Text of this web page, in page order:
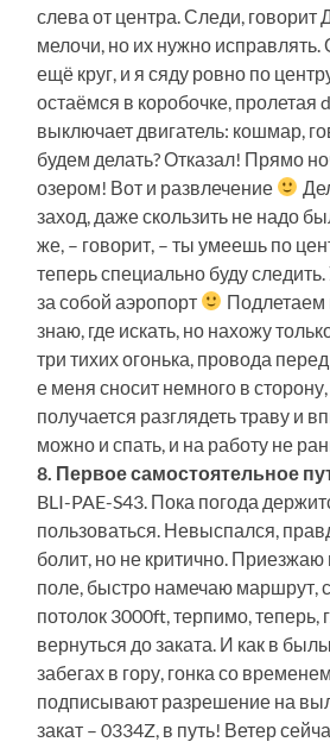
слева от центра. Следи, говорит
мелочи, но их нужно исправлять.
ещё круг, и я сяду ровно по
остаёмся в коробочке, пролетая
выключает двигатель: кошмар,
будем делать? Отказал! Прямо
озером! Вот и развлечение
заход, даже скользить не надо
же, – говорит, – ты умеешь по
теперь специально буду
за собой аэропорт
Подлетаем
знаю, где искать, но нахожу
три тихих огонька, провода
е меня сносит немного в
получается разглядеть траву и
можно и спать, и на работу не
8. Первое самостоятельное
BLI-PAE-S43. Пока погода
пользоваться. Невыспался,
болит, но не критично.
поле, быстро намечаю маршрут,
потолок 3000ft, терпимо, теперь,
вернуться до заката. И как в
забегах в гору, гонка со
подписывают разрешение на
закат – 0334Z, в путь! Ветер